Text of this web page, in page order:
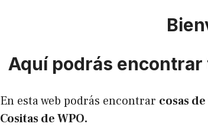
Aquí podrás
En esta web podrás encontrar cosas
Cositas de WPO.